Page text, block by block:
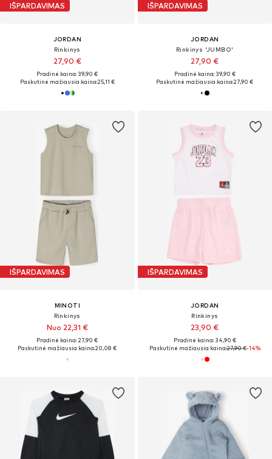
IŠPARDAVIMAS
JORDAN
Rinkinys
27,90 €
Pradinė kaina: 39,90 €
Paskutinė mažiausia kaina:25,11 €
IŠPARDAVIMAS
JORDAN
Rinkinys 'JUMBO'
27,90 €
Pradinė kaina: 39,90 €
Paskutinė mažiausia kaina:27,90 €
IŠPARDAVIMAS
MINOTI
Rinkinys
Nuo 22,31 €
Pradinė kaina: 27,90 €
Paskutinė mažiausia kaina:20,08 €
IŠPARDAVIMAS
JORDAN
Rinkinys
23,90 €
Pradinė kaina: 34,90 €
Paskutinė mažiausia kaina:27,90 €-14%